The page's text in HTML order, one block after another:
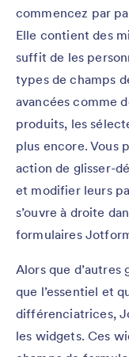
commencez par
Elle contient des
suffit de les
types de champs
avancées comme
produits, les
plus encore. Vous
action de glisser-
et modifier leurs
s’ouvre à droite
formulaires
Alors que d’autres
que l’essentiel et
différenciatrices,
les widgets. Ces